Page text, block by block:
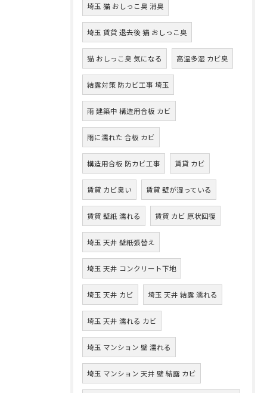
埼玉 猫 おしっこ臭 消臭
埼玉 賃貸 退去後 猫 おしっこ臭
猫 おしっこ臭 気になる 高温多湿 カビ臭
結露対策 防カビ工事 埼玉
雨 建築中 構造用合板 カビ
雨に濡れた 合板 カビ
構造用合板 防カビ工事 賃貸 カビ
賃貸 カビ臭い 賃貸 壁が湿っている
賃貸 壁紙 濡れる 賃貸 カビ 原状回復
埼玉 天井 壁紙張替え
埼玉 天井 コンクリート下地
埼玉 天井 カビ 埼玉 天井 結露 濡れる
埼玉 天井 濡れる カビ
埼玉 マンション 壁 濡れる
埼玉 マンション 天井 壁 結露 カビ